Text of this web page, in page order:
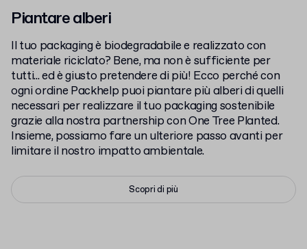
Piantare alberi
Scopri di più
Il tuo packaging è biodegradabile e realizzato con
materiale riciclato? Bene, ma non è sufficiente per
tutti... ed è giusto pretendere di più! Ecco perché con
ogni ordine Packhelp puoi piantare più alberi di quelli
necessari per realizzare il tuo packaging sostenibile
grazie alla nostra partnership con One Tree Planted.
Insieme, possiamo fare un ulteriore passo avanti per
limitare il nostro impatto ambientale.